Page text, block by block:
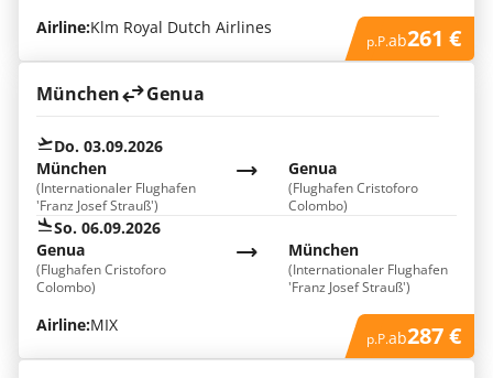
Airline:Klm Royal Dutch Airlines
p.P.ab261 €
München Genua
Do. 03.09.2026
München
(Internationaler Flughafen
'Franz Josef Strauß')
Genua
(Flughafen Cristoforo
Colombo)
So. 06.09.2026
München
(Internationaler Flughafen
'Franz Josef Strauß')
Genua
(Flughafen Cristoforo
Colombo)
Airline:MIX
p.P.ab287 €